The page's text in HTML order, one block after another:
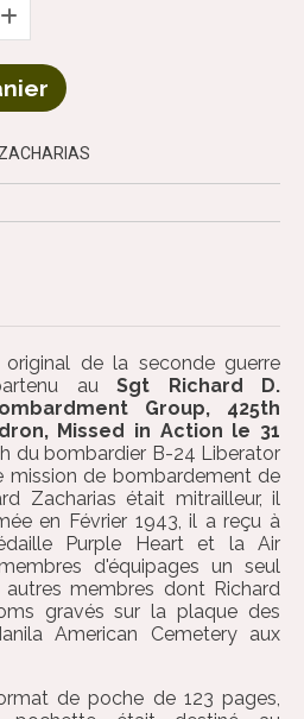
de la seconde guerre
au Sgt Richard D.
Group, 425th
Missed in Action le 31
du bombardier B-24 Liberator
mission de bombardement de
Zacharias était mitrailleur, il
en Février 1943, il a reçu à
Purple Heart et la Air
d'équipages un seul
membres dont Richard
gravés sur la plaque des
American Cemetery aux
de poche de 123 pages,